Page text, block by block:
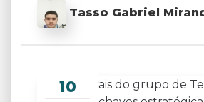
Tasso Gabriel
10